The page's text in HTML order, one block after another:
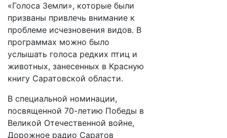
«Голоса Земли», которые были
призваны привлечь внимание к
проблеме исчезновения видов. В
программах можно было
услышать голоса редких птиц и
животных, занесенных в Красную
книгу Саратовской области.
В специальной номинации,
посвященной 70-летию Победы в
Великой Отечественной войне,
Дорожное радио Саратов